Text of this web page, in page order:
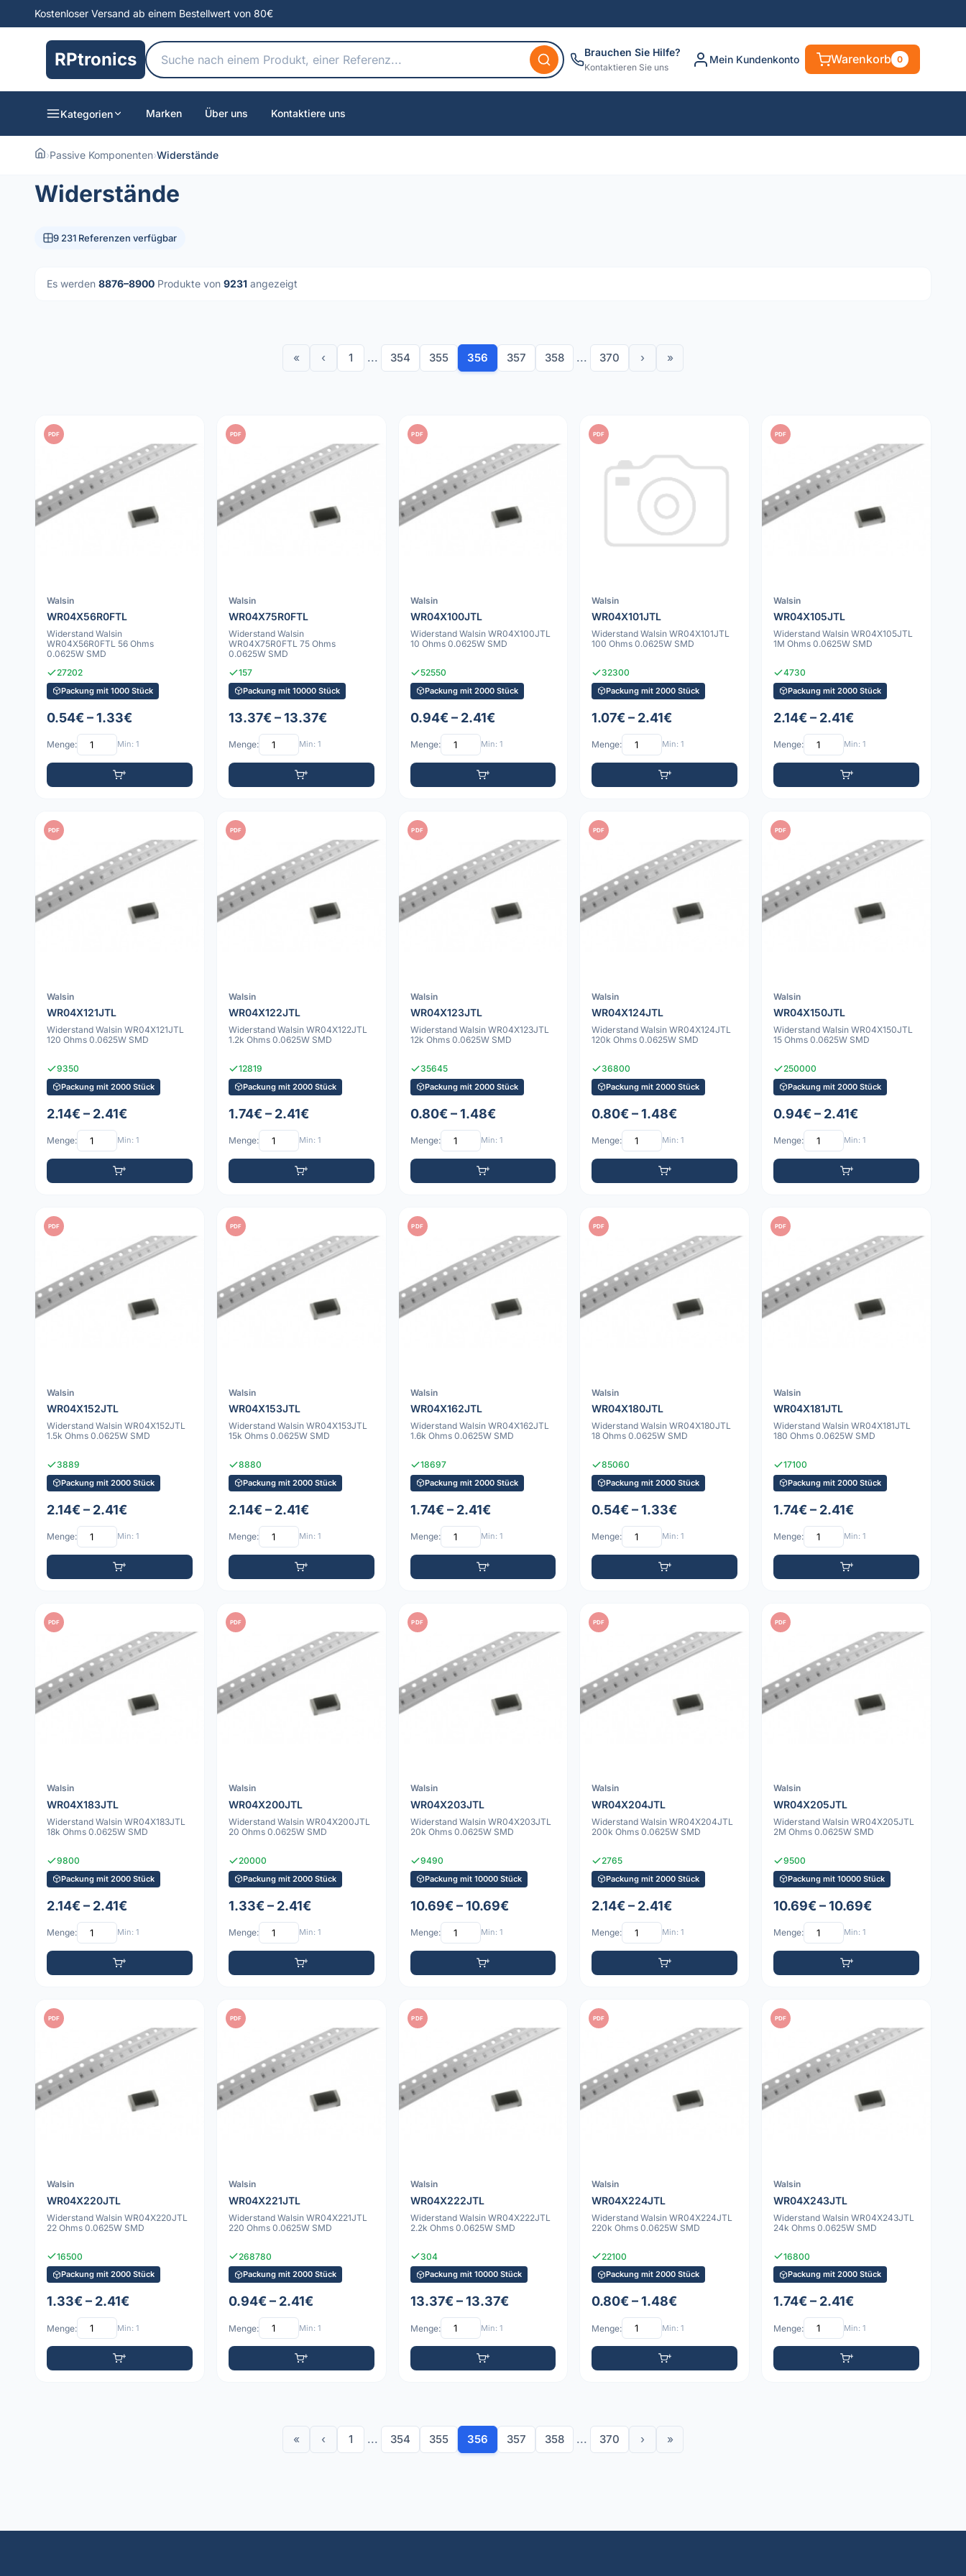
Kostenloser Versand ab einem Bestellwert von 80€
RPtronics Brauchen Sie Hilfe?
Kontaktieren Sie uns
Mein Kundenkonto Warenkorb 0
Kategorien Marken Über uns Kontaktiere uns
›Passive Komponenten›Widerstände
Widerstände
9 231 Referenzen verfügbar
Es werden 8876–8900 Produkte von 9231 angezeigt
« ‹ 1 ... 354 355 356 357 358 ... 370 › »
PDF
Walsin
WR04X56R0FTL
Widerstand Walsin
WR04X56R0FTL 56 Ohms
0.0625W SMD
27202
Packung mit 1000 Stück
0.54€ – 1.33€
Menge: Min: 1
PDF
Walsin
WR04X75R0FTL
Widerstand Walsin
WR04X75R0FTL 75 Ohms
0.0625W SMD
157
Packung mit 10000 Stück
13.37€ – 13.37€
Menge: Min: 1
PDF
Walsin
WR04X100JTL
Widerstand Walsin WR04X100JTL
10 Ohms 0.0625W SMD
52550
Packung mit 2000 Stück
0.94€ – 2.41€
Menge: Min: 1
PDF
Walsin
WR04X101JTL
Widerstand Walsin WR04X101JTL
100 Ohms 0.0625W SMD
32300
Packung mit 2000 Stück
1.07€ – 2.41€
Menge: Min: 1
PDF
Walsin
WR04X105JTL
Widerstand Walsin WR04X105JTL
1M Ohms 0.0625W SMD
4730
Packung mit 2000 Stück
2.14€ – 2.41€
Menge: Min: 1
PDF
Walsin
WR04X121JTL
Widerstand Walsin WR04X121JTL
120 Ohms 0.0625W SMD
9350
Packung mit 2000 Stück
2.14€ – 2.41€
Menge: Min: 1
PDF
Walsin
WR04X122JTL
Widerstand Walsin WR04X122JTL
1.2k Ohms 0.0625W SMD
12819
Packung mit 2000 Stück
1.74€ – 2.41€
Menge: Min: 1
PDF
Walsin
WR04X123JTL
Widerstand Walsin WR04X123JTL
12k Ohms 0.0625W SMD
35645
Packung mit 2000 Stück
0.80€ – 1.48€
Menge: Min: 1
PDF
Walsin
WR04X124JTL
Widerstand Walsin WR04X124JTL
120k Ohms 0.0625W SMD
36800
Packung mit 2000 Stück
0.80€ – 1.48€
Menge: Min: 1
PDF
Walsin
WR04X150JTL
Widerstand Walsin WR04X150JTL
15 Ohms 0.0625W SMD
250000
Packung mit 2000 Stück
0.94€ – 2.41€
Menge: Min: 1
PDF
Walsin
WR04X152JTL
Widerstand Walsin WR04X152JTL
1.5k Ohms 0.0625W SMD
3889
Packung mit 2000 Stück
2.14€ – 2.41€
Menge: Min: 1
PDF
Walsin
WR04X153JTL
Widerstand Walsin WR04X153JTL
15k Ohms 0.0625W SMD
8880
Packung mit 2000 Stück
2.14€ – 2.41€
Menge: Min: 1
PDF
Walsin
WR04X162JTL
Widerstand Walsin WR04X162JTL
1.6k Ohms 0.0625W SMD
18697
Packung mit 2000 Stück
1.74€ – 2.41€
Menge: Min: 1
PDF
Walsin
WR04X180JTL
Widerstand Walsin WR04X180JTL
18 Ohms 0.0625W SMD
85060
Packung mit 2000 Stück
0.54€ – 1.33€
Menge: Min: 1
PDF
Walsin
WR04X181JTL
Widerstand Walsin WR04X181JTL
180 Ohms 0.0625W SMD
17100
Packung mit 2000 Stück
1.74€ – 2.41€
Menge: Min: 1
PDF
Walsin
WR04X183JTL
Widerstand Walsin WR04X183JTL
18k Ohms 0.0625W SMD
9800
Packung mit 2000 Stück
2.14€ – 2.41€
Menge: Min: 1
PDF
Walsin
WR04X200JTL
Widerstand Walsin WR04X200JTL
20 Ohms 0.0625W SMD
20000
Packung mit 2000 Stück
1.33€ – 2.41€
Menge: Min: 1
PDF
Walsin
WR04X203JTL
Widerstand Walsin WR04X203JTL
20k Ohms 0.0625W SMD
9490
Packung mit 10000 Stück
10.69€ – 10.69€
Menge: Min: 1
PDF
Walsin
WR04X204JTL
Widerstand Walsin WR04X204JTL
200k Ohms 0.0625W SMD
2765
Packung mit 2000 Stück
2.14€ – 2.41€
Menge: Min: 1
PDF
Walsin
WR04X205JTL
Widerstand Walsin WR04X205JTL
2M Ohms 0.0625W SMD
9500
Packung mit 10000 Stück
10.69€ – 10.69€
Menge: Min: 1
PDF
Walsin
WR04X220JTL
Widerstand Walsin WR04X220JTL
22 Ohms 0.0625W SMD
16500
Packung mit 2000 Stück
1.33€ – 2.41€
Menge: Min: 1
PDF
Walsin
WR04X221JTL
Widerstand Walsin WR04X221JTL
220 Ohms 0.0625W SMD
268780
Packung mit 2000 Stück
0.94€ – 2.41€
Menge: Min: 1
PDF
Walsin
WR04X222JTL
Widerstand Walsin WR04X222JTL
2.2k Ohms 0.0625W SMD
304
Packung mit 10000 Stück
13.37€ – 13.37€
Menge: Min: 1
PDF
Walsin
WR04X224JTL
Widerstand Walsin WR04X224JTL
220k Ohms 0.0625W SMD
22100
Packung mit 2000 Stück
0.80€ – 1.48€
Menge: Min: 1
PDF
Walsin
WR04X243JTL
Widerstand Walsin WR04X243JTL
24k Ohms 0.0625W SMD
16800
Packung mit 2000 Stück
1.74€ – 2.41€
Menge: Min: 1
« ‹ 1 ... 354 355 356 357 358 ... 370 › »